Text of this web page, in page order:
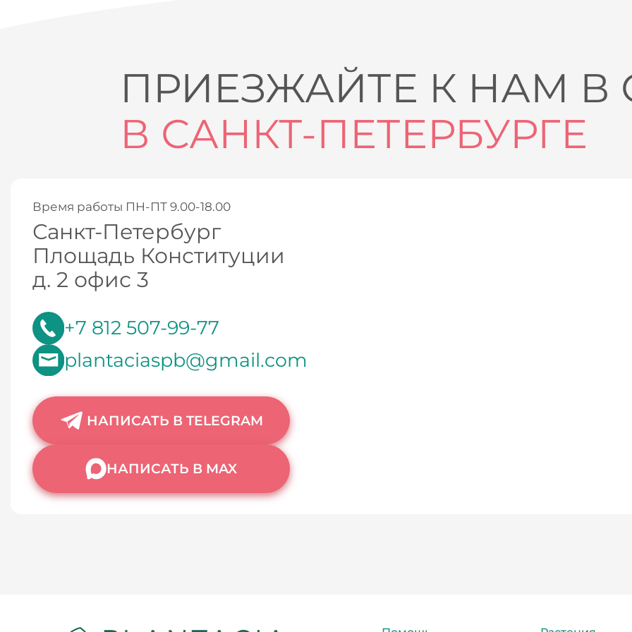
ПРИЕЗЖАЙТЕ К НАМ В
В САНКТ-ПЕТЕРБУРГЕ
Время работы ПН-ПТ 9.00-18.00
Санкт-Петербург
Площадь Конституции
д. 2 офис 3
+7 812 507-99-77
plantaciaspb@gmail.com
НАПИСАТЬ В TELEGRAM
НАПИСАТЬ В MAX